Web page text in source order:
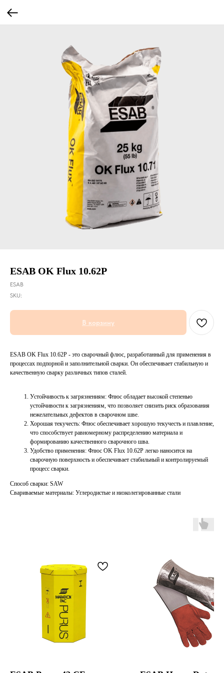
ESAB OK Flux 10.62Р
ESAB
SKU:
В корзину
ESAB OK Flux 10.62Р - это сварочный флюс, разработанный для применения в
процессах подпорной и заполнительной сварки. Он обеспечивает стабильную и
качественную сварку различных типов сталей.
Устойчивость к загрязнениям: Флюс обладает высокой степенью
устойчивости к загрязнениям, что позволяет снизить риск образования
нежелательных дефектов в сварочном шве.
Хорошая текучесть: Флюс обеспечивает хорошую текучесть и плавление,
что способствует равномерному распределению материала и
формированию качественного сварочного шва.
Удобство применения: Флюс OK Flux 10.62Р легко наносится на
сварочную поверхность и обеспечивает стабильный и контролируемый
процесс сварки.
Способ сварки: SAW
Свариваемые материалы: Углеродистые и низколегированные стали